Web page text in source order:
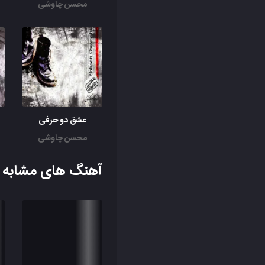
محسن چاوشی
عشق دو حرفی
محسن چاوشی
آهنگ های مشابه